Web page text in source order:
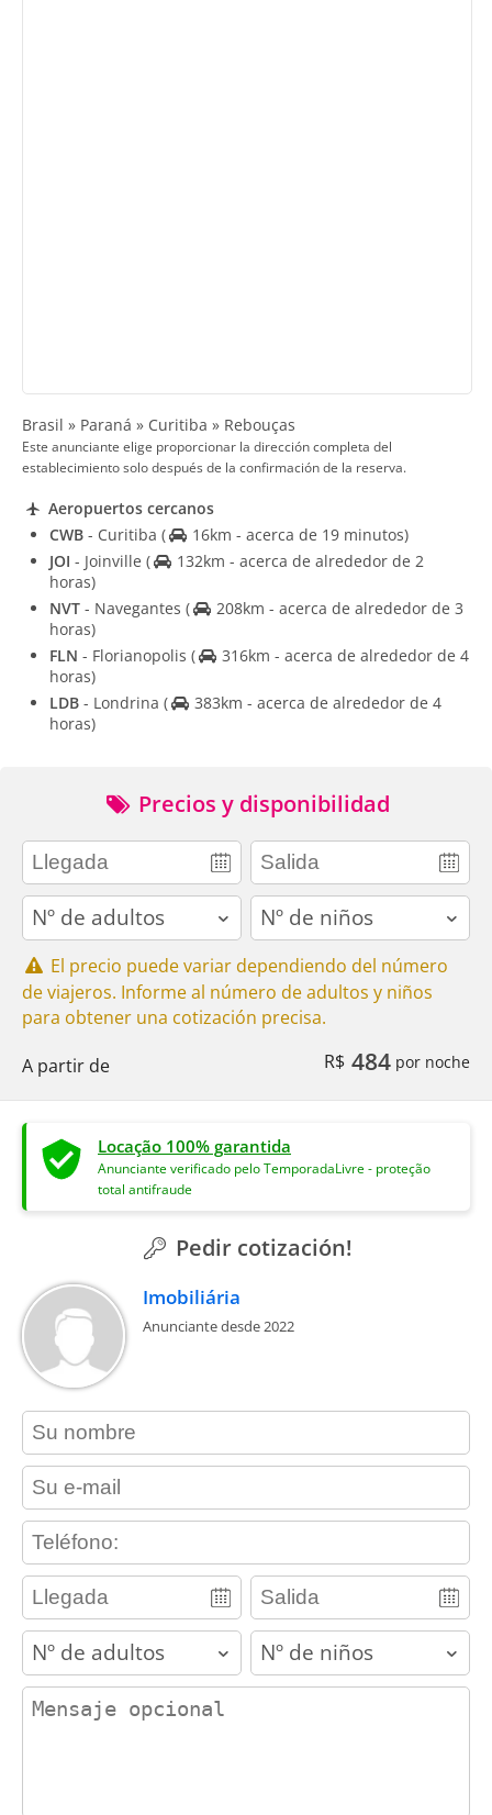
Brasil » Paraná » Curitiba » Rebouças
Este anunciante elige proporcionar la dirección completa del
establecimiento solo después de la confirmación de la reserva.
Aeropuertos cercanos
CWB - Curitiba (
16km - acerca de 19 minutos)
JOI - Joinville (
132km - acerca de alrededor de 2
horas)
NVT - Navegantes (
208km - acerca de alrededor de 3
horas)
FLN - Florianopolis (
316km - acerca de alrededor de 4
horas)
LDB - Londrina (
383km - acerca de alrededor de 4
horas)
Precios y disponibilidad
adults children
El precio puede variar dependiendo del número
de viajeros. Informe al número de adultos y niños
para obtener una cotización precisa.
A partir de
R$ 484 por noche
Locação 100% garantida
Anunciante verificado pelo TemporadaLivre - proteção
total antifraude
Pedir cotización!
Imobiliária
Anunciante desde 2022
contact_name
contact_email
contact_phone
adults children
contact_message